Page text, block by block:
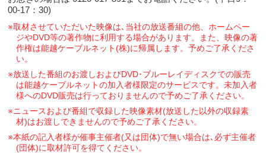
00-17：30)
※取材させていただいた映像は､当社の放送番組の他、ホームペー
ジやDVD等の著作物に利用する場合があります。また、映像の著
作権は能越ケーブルネット(株)に帰属します。予めご了承くださ
い。
※放送した番組のお渡しおよびDVD･ブルーレイディスクでの販売
は能越ケーブルネットの加入者様限定のサービスです。未加入者
様へのDVD販売は行っておりませんので予めご了承ください。
※ニュースおよび番組で収録した映像素材(放送した以外の収録素
材)はお渡しできませんので予めご了承ください。
※本紙の記入者様が催事主催者(又は団体)で無い場合は､必ず主催者
(団体)に取材許可を得てください。